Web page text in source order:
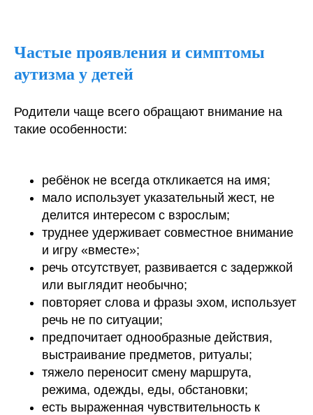
Частые проявления и симптомы
аутизма у детей
Родители чаще всего обращают внимание на
такие особенности:
ребёнок не всегда откликается на имя;
мало использует указательный жест, не
делится интересом с взрослым;
труднее удерживает совместное внимание
и игру «вместе»;
речь отсутствует, развивается с задержкой
или выглядит необычно;
повторяет слова и фразы эхом, использует
речь не по ситуации;
предпочитает однообразные действия,
выстраивание предметов, ритуалы;
тяжело переносит смену маршрута,
режима, одежды, еды, обстановки;
есть выраженная чувствительность к